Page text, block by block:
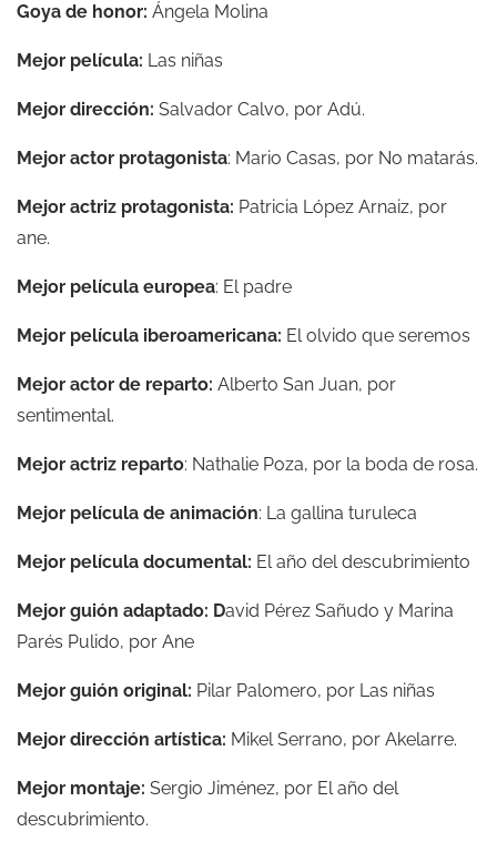
Goya de honor: Ángela Molina
Mejor película: Las niñas
Mejor dirección: Salvador Calvo, por Adú.
Mejor actor protagonista: Mario Casas, por No matarás.
Mejor actriz protagonista: Patricia López Arnaiz, por
ane.
Mejor película europea: El padre
Mejor película iberoamericana: El olvido que seremos
Mejor actor de reparto: Alberto San Juan, por
sentimental.
Mejor actriz reparto: Nathalie Poza, por la boda de rosa.
Mejor película de animación: La gallina turuleca
Mejor película documental: El año del descubrimiento
Mejor guión adaptado: David Pérez Sañudo y Marina
Parés Pulido, por Ane
Mejor guión original: Pilar Palomero, por Las niñas
Mejor dirección artística: Mikel Serrano, por Akelarre.
Mejor montaje: Sergio Jiménez, por El año del
descubrimiento.